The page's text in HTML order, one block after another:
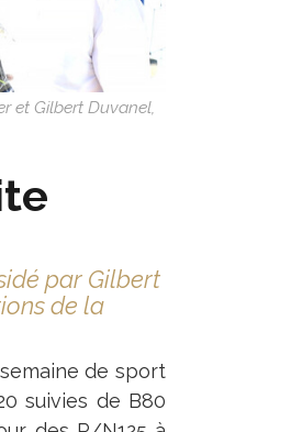
et Gilbert Duvanel,
par Gilbert
de la
de sport
suivies de B80